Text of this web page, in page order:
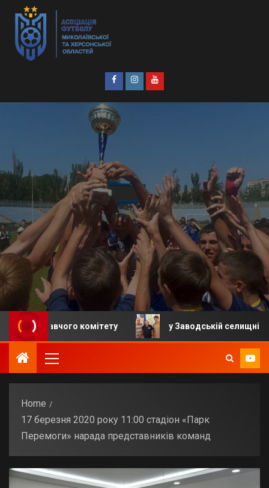
комітету у Заводській селищній
Home
17 березня 2020 року 11:00 стадіон «Парк
Перемоги» нарада представників команд